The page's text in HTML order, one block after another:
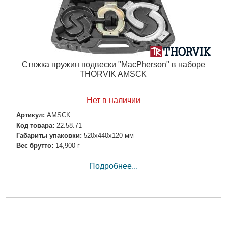
Стяжка пружин подвески "MacPherson" в наборе
THORVIK AMSCK
Нет в наличии
Артикул: AMSCK
Код товара: 22.58.71
Габариты упаковки: 520x440x120 мм
Вес брутто: 14,900 г
Подробнее...